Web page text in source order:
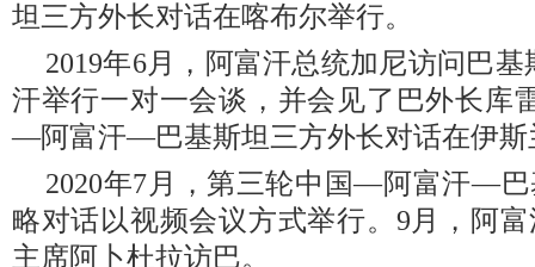
坦三方外长对话在喀布尔举行。
2019年6月，阿富汗总统加尼访问巴
汗举行一对一会谈，并会见了巴外长库
—阿富汗—巴基斯坦三方外长对话在伊斯
2020年7月，第三轮中国—阿富汗—
略对话以视频会议方式举行。9月，阿
主席阿卜杜拉访巴。